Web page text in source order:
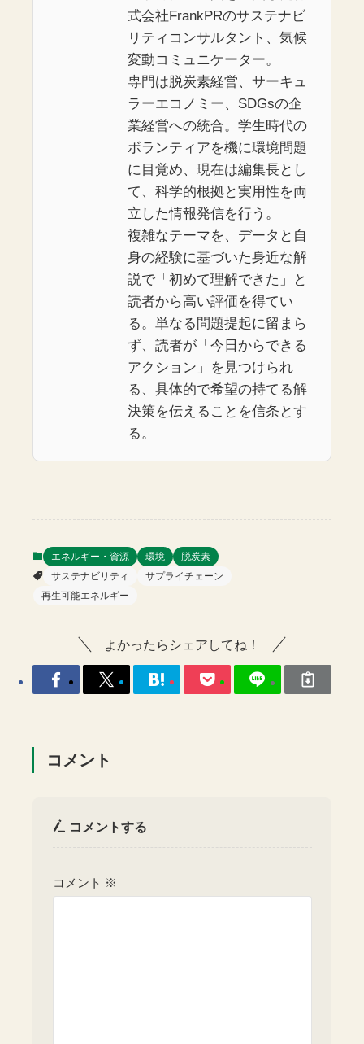
式会社FrankPRのサステナビ
リティコンサルタント、気候
変動コミュニケーター。
専門は脱炭素経営、サーキュ
ラーエコノミー、SDGsの企
業経営への統合。学生時代の
ボランティアを機に環境問題
に目覚め、現在は編集長とし
て、科学的根拠と実用性を両
立した情報発信を行う。
複雑なテーマを、データと自
身の経験に基づいた身近な解
説で「初めて理解できた」と
読者から高い評価を得てい
る。単なる問題提起に留まら
ず、読者が「今日からできる
アクション」を見つけられ
る、具体的で希望の持てる解
決策を伝えることを信条とす
る。
エネルギー・資源 環境
脱炭素
サステナビリティ
サプライチェーン
再生可能エネルギー
よかったらシェアしてね！
コメント
コメントする
コメント ※